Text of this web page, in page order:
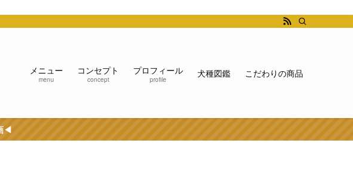
メニュー
menu
コンセプト
concept
プロフィール
profile
犬種図鑑 こだわりの商品
◀︎